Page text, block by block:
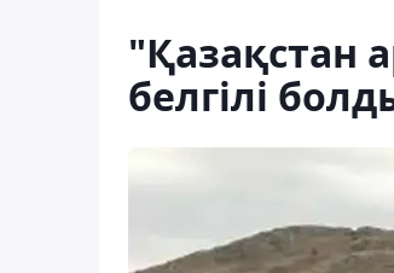
"Қазақстан
белгілі